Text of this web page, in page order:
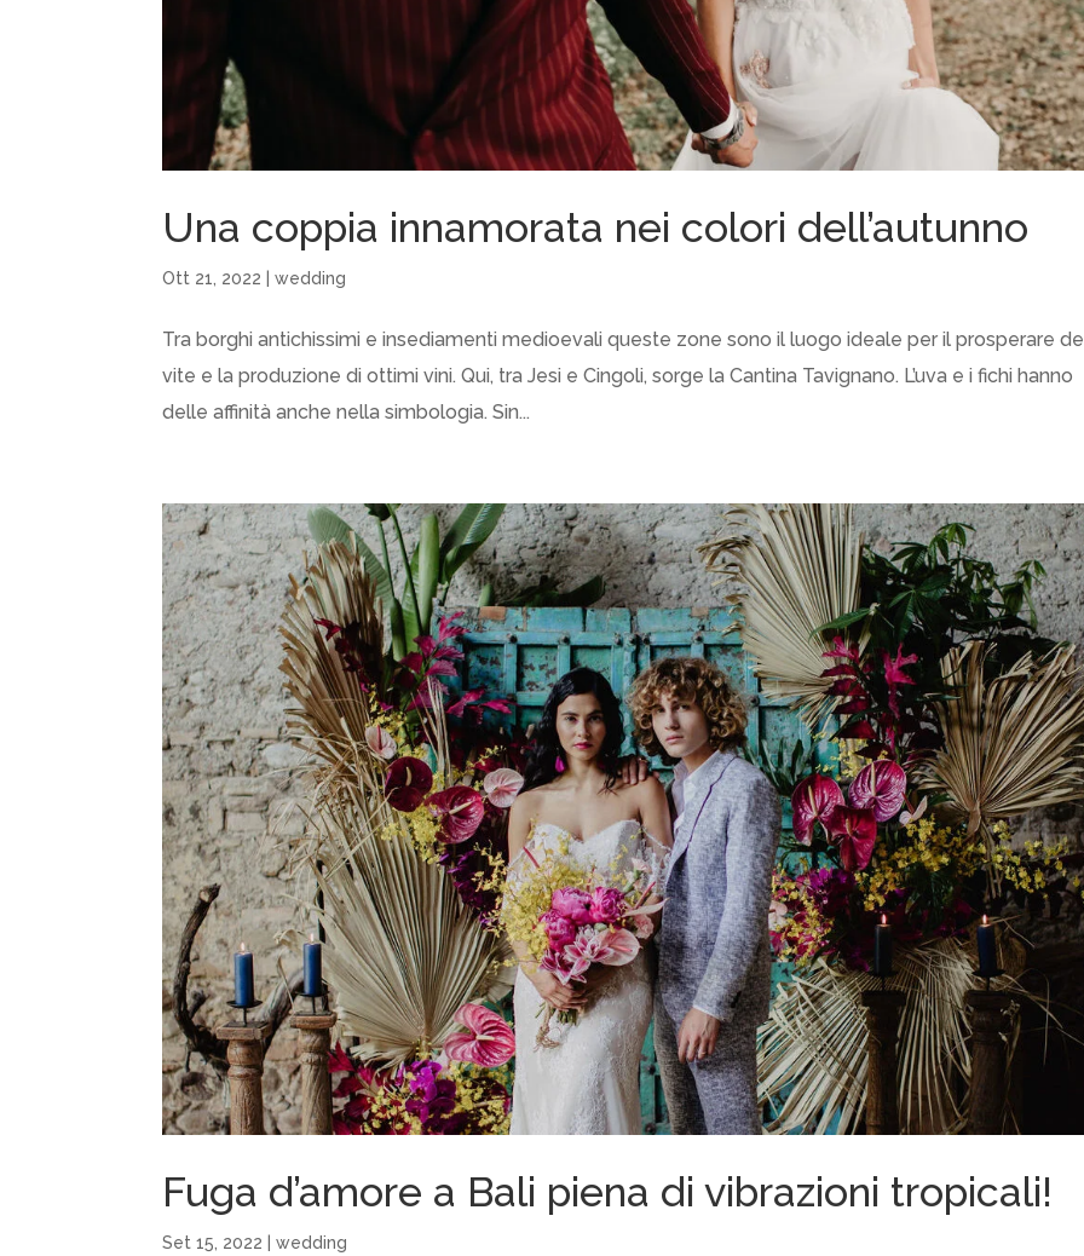
Una coppia innamorata nei colori dell’autunno
Ott 21, 2022 |wedding
Tra borghi antichissimi e insediamenti medioevali queste zone sono il luogo ideale per il prosperare
vite e la produzione di ottimi vini. Qui, tra Jesi e Cingoli, sorge la Cantina Tavignano. L’uva e i fichi hanno
delle affinità anche nella simbologia. Sin...
Fuga d’amore a Bali piena di vibrazioni tropicali!
Set 15, 2022 |wedding